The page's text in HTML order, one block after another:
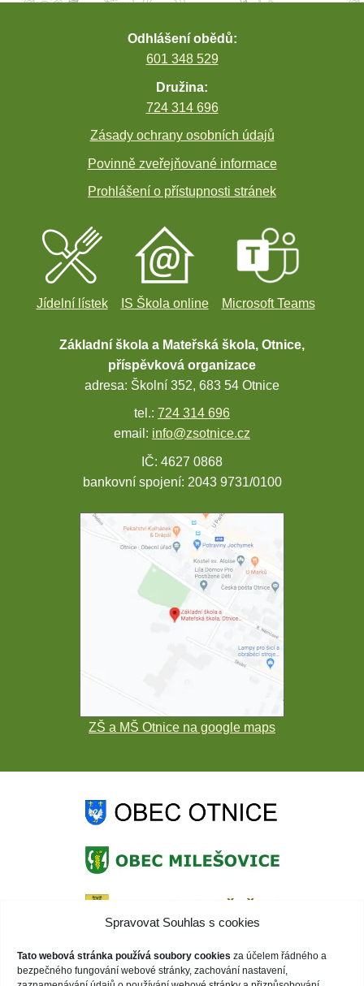
Spravovat Souhlas s cookies
Tato webová stránka používá soubory cookies za účelem řádného a
bezpečného fungování webové stránky, zachování nastavení,
Odhlášení obědů:
601 348 529
Družina:
724 314 696
Zásady ochrany osobních údajů
Povinně zveřejňované informace
Prohlášení o přístupnosti stránek
Jídelní lístek IS Škola online Microsoft Teams
Základní škola a Mateřská škola, Otnice,
příspěvková organizace
adresa: Školní 352, 683 54 Otnice
tel.: 724 314 696
email: info@zsotnice.cz
IČ: 4627 0868
bankovní spojení: 2043 9731/0100
ZŠ a MŠ Otnice na google maps